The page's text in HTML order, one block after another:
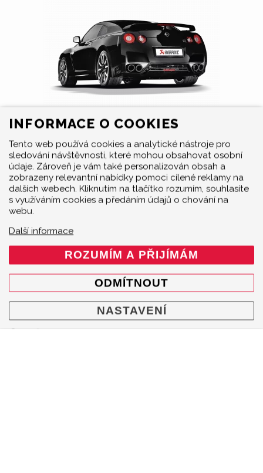
Nissan GT-R je sportovní auto třídy super sport.
Výrobce sportovních výfuků Akrapovič má pro Nissan
GT-Rv nabídce produkty jako: Karbonové koncovky
výfuku, Slip-On Line (Titanium), Spojovací trubka (Nerez)
pro aftermarket turbodmychadla, Titanové sportovní
výfuky Evolution Line
MENU
Produkty
O značce
INFORMACE O COOKIES
Tento web používá cookies a analytické nástroje pro
sledování návštěvnosti, které mohou obsahovat osobní
údaje. Zároveň je vám také personalizován obsah a
zobrazeny relevantní nabídky pomoci cílené reklamy na
dalších webech. Kliknutím na tlačítko rozumím, souhlasíte
s využíváním cookies a předáním údajů o chování na
webu.
Další informace
ROZUMÍM A PŘIJÍMÁM
ODMÍTNOUT
NASTAVENÍ